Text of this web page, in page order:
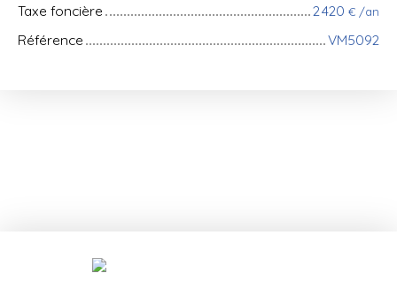
Taxe foncière
2 420 € /an
Référence VM5092